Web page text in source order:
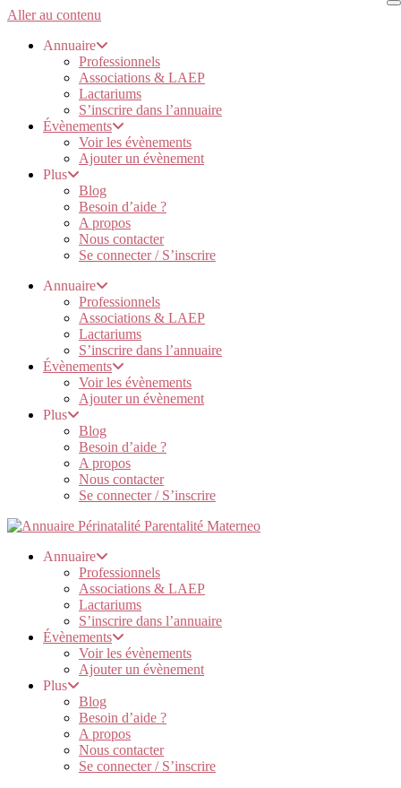
Aller au contenu
Annuaire
Professionnels
Associations & LAEP
Lactariums
S’inscrire dans l’annuaire
Évènements
Voir les évènements
Ajouter un évènement
Plus
Blog
Besoin d’aide ?
A propos
Nous contacter
Se connecter / S’inscrire
Annuaire
Professionnels
Associations & LAEP
Lactariums
S’inscrire dans l’annuaire
Évènements
Voir les évènements
Ajouter un évènement
Plus
Blog
Besoin d’aide ?
A propos
Nous contacter
Se connecter / S’inscrire
Annuaire
Professionnels
Associations & LAEP
Lactariums
S’inscrire dans l’annuaire
Évènements
Voir les évènements
Ajouter un évènement
Plus
Blog
Besoin d’aide ?
A propos
Nous contacter
Se connecter / S’inscrire